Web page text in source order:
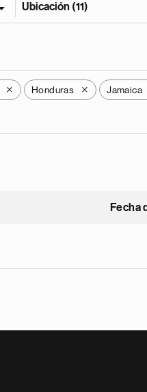
Ubicación (11)
X Honduras X Jamaica
Fecha